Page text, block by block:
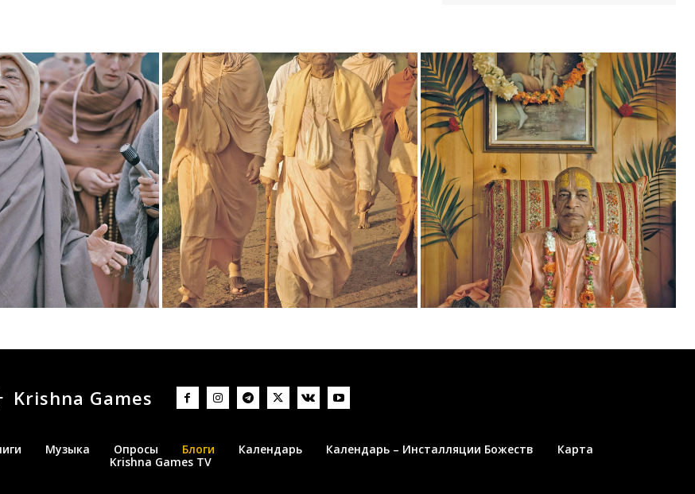
Krishna Games
Музыка Опросы Блоги Календарь Календарь – Инсталляции Божеств
Карта
Krishna Games TV